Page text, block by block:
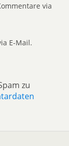
via
E-Mail.
zu